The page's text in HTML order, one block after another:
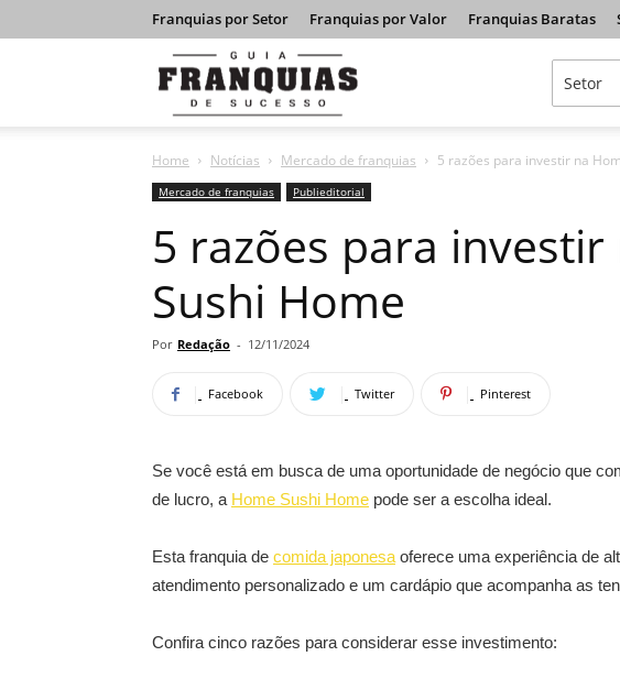
Franquias por Setor Franquias por Valor Franquias Baratas
Franquias
de
Home Notícias Mercado de franquias 5 razões para investir na
Mercado de franquias Publieditorial
5 razões para investir
Sushi Home
Por Redação - 12/11/2024
Facebook Twitter Pinterest
Se você está em busca de uma oportunidade de negócio que
de lucro, a Home Sushi Home pode ser a escolha ideal.
Esta franquia de comida japonesa oferece uma experiência de
atendimento personalizado e um cardápio que acompanha as
Confira cinco razões para considerar esse investimento: